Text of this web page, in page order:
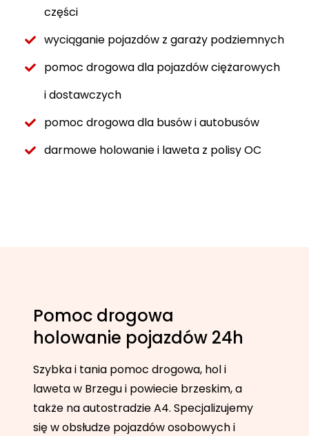
części
wyciąganie pojazdów z garaży podziemnych
pomoc drogowa dla pojazdów ciężarowych
i dostawczych
pomoc drogowa dla busów i autobusów
darmowe holowanie i laweta z polisy OC
Pomoc drogowa
holowanie pojazdów 24h
Szybka i tania pomoc drogowa, hol i
laweta w Brzegu i powiecie brzeskim, a
także na autostradzie A4. Specjalizujemy
się w obsłudze pojazdów osobowych i